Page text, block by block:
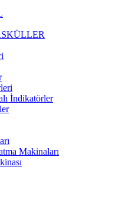
İndikatörler
Makinaları